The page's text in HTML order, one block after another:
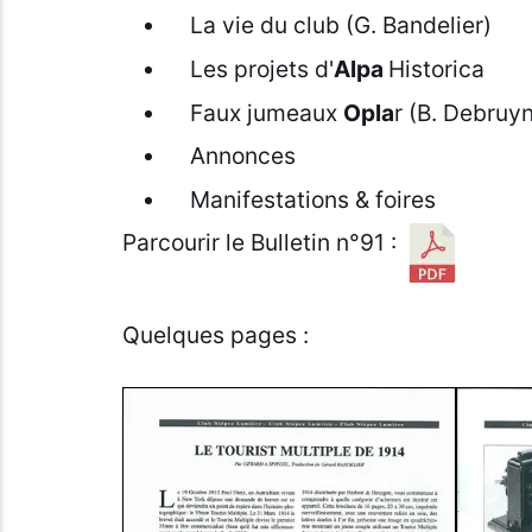
La vie du club (G. Bandelier)
Les projets d'Alpa Historica
Faux jumeaux Oplar (B.
Annonces
Manifestations & foires
Parcourir le Bulletin n°91 :
Quelques pages :